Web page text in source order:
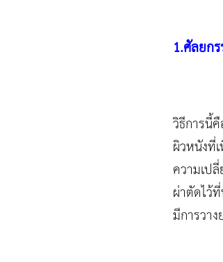
1.ศัลยก
วิธีการนี้
ผิวหนังที่
ความเป
ผ่าตัดไว้
มีการวา